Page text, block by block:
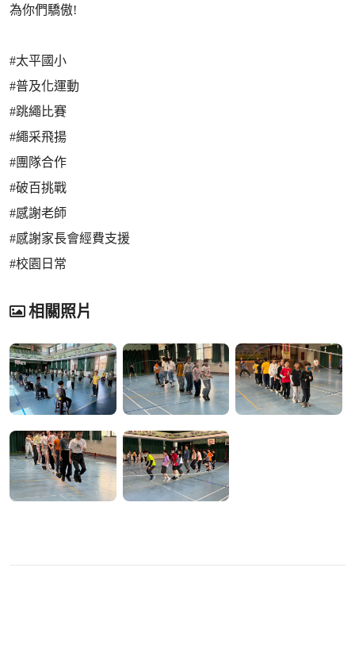
為你們驕傲!
#太平國小
#普及化運動
#跳繩比賽
#繩采飛揚
#團隊合作
#破百挑戰
#感謝老師
#感謝家長會經費支援
#校園日常
相關照片